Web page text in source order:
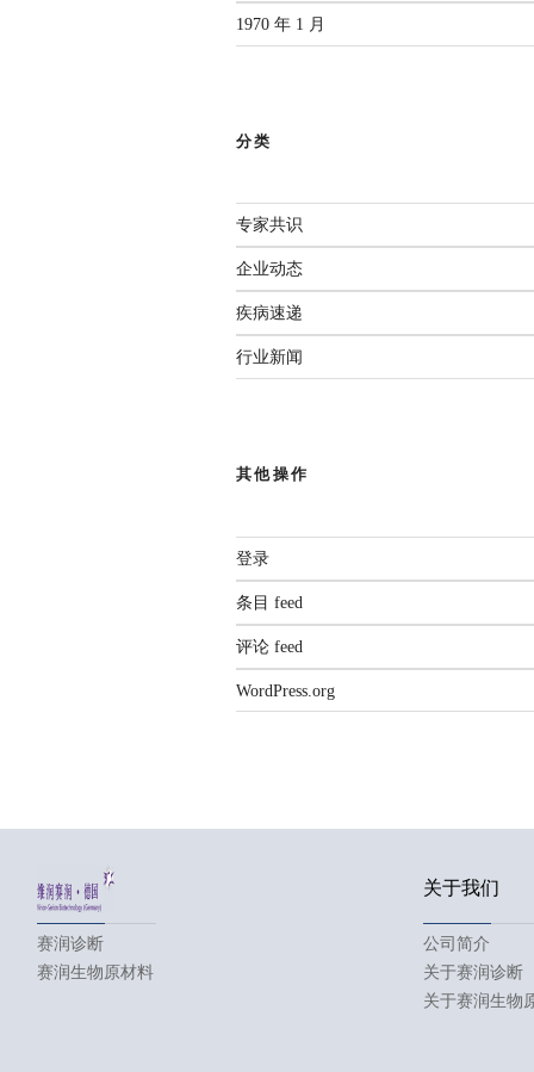
1970 年 1 月
分类
专家共识
企业动态
疾病速递
行业新闻
其他操作
登录
条目 feed
评论 feed
WordPress.org
赛润诊断
赛润生物原材料
关于我们
公司简介
关于赛润诊断
关于赛润生物